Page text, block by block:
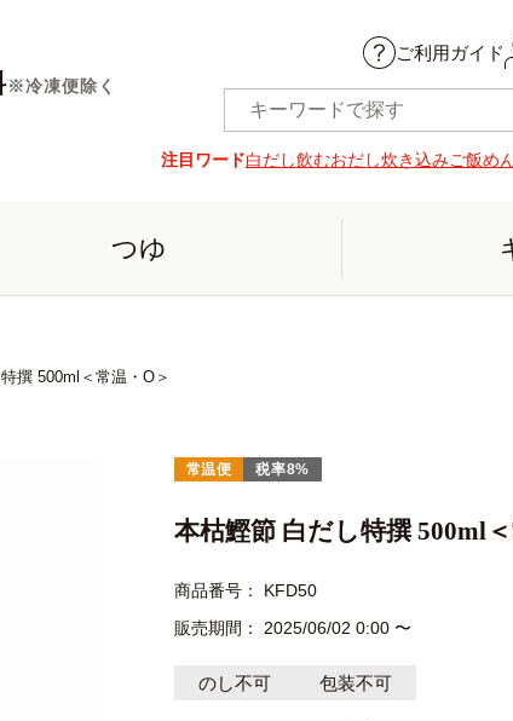
※冷凍便除く
ご利用ガイド
注目ワード白だし飲むおだし炊き込みご飯め
つゆ
撰 500ml＜常温・O＞
常温便 税率8%
本枯鰹節 白だし特撰 500ml
商品番号
KFD50
販売期間
2025/06/02 0:00 〜
のし不可 包装不可